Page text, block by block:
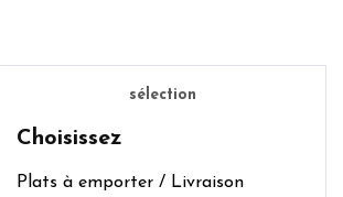
sélection
Choisissez
Plats à emporter / Livraison